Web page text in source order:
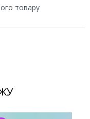
товару